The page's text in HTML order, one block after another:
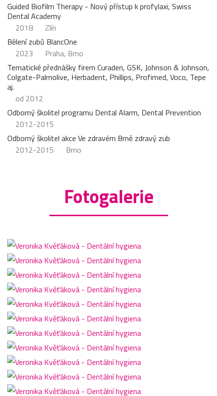
Guided Biofilm Therapy - Nový přístup k profylaxi, Swiss
Dental Academy
2018
Zlín
Bělení zubů BlancOne
2023
Praha, Brno
Tematické přednášky firem Curaden, GSK, Johnson & Johnson,
Colgate-Palmolive, Herbadent, Phillips, Profimed, Voco, Tepe
aj.
od 2012
Odborný školitel programu Dental Alarm, Dental Prevention
2012-2015
Odborný školitel akce Ve zdravém Brně zdravý zub
2012-2015
Brno
Fotogalerie